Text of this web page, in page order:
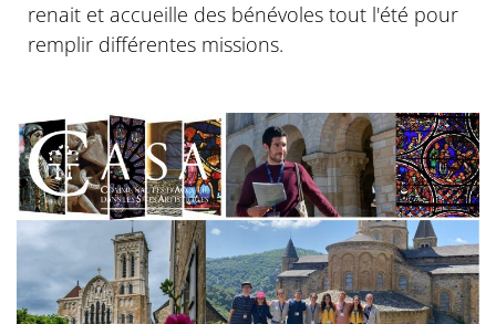
renait et accueille des bénévoles tout l'été pour
remplir différentes missions.